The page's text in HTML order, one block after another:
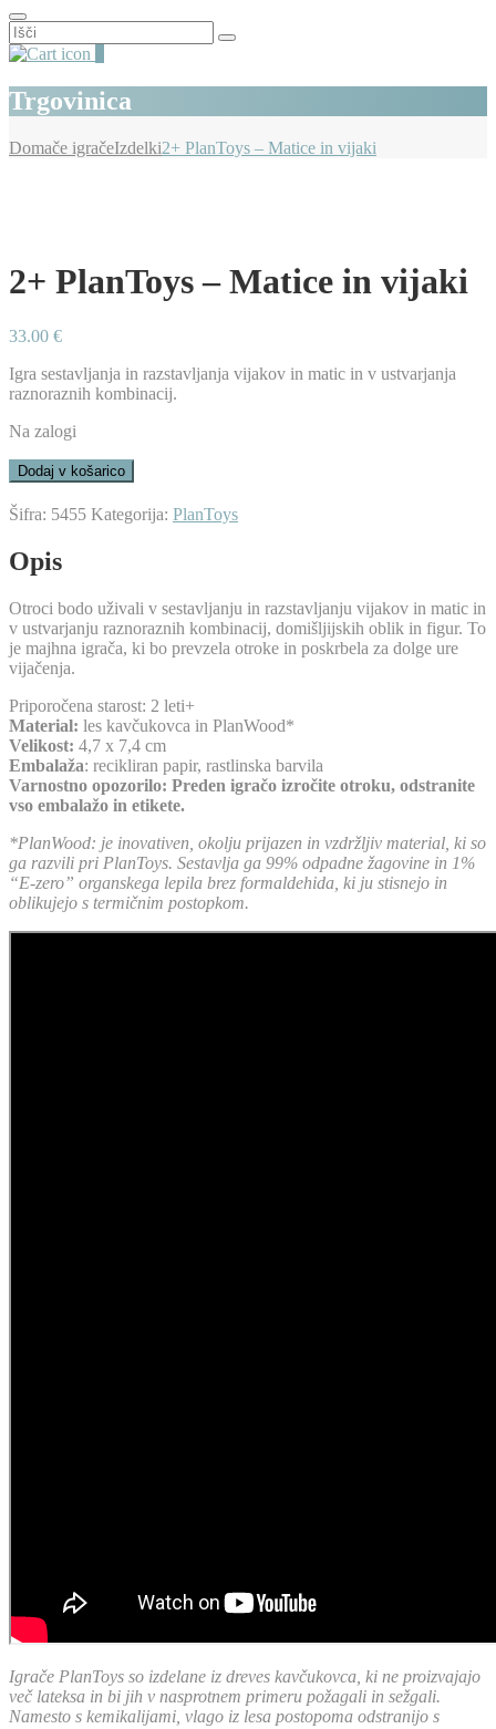
Išči:
Trgovinica
Domače igračeIzdelki2+ PlanToys – Matice in vijaki
2+ PlanToys – Matice in vijaki
33.00 €
Igra sestavljanja in razstavljanja vijakov in matic in v ustvarjanja
raznoraznih kombinacij.
Na zalogi
2+
PlanToys
-
vijaki
Dodaj v košarico
Šifra: 5455 Kategorija: PlanToys
Opis
Otroci bodo uživali v sestavljanju in razstavljanju vijakov in matic in
v ustvarjanju raznoraznih kombinacij, domišljijskih oblik in figur. To
je majhna igrača, ki bo prevzela otroke in poskrbela za dolge ure
vijačenja.
Priporočena starost: 2 leti+
Material: les kavčukovca in PlanWood*
Velikost: 4,7 x 7,4 cm
Embalaža: recikliran papir, rastlinska barvila
Varnostno opozorilo: Preden igračo izročite otroku, odstranite
vso embalažo in etikete.
*PlanWood: je inovativen, okolju prijazen in vzdržljiv material, ki so
ga razvili pri PlanToys. Sestavlja ga 99% odpadne žagovine in 1%
“E-zero” organskega lepila brez formaldehida, ki ju stisnejo in
oblikujejo s termičnim postopkom.
Igrače PlanToys so izdelane iz dreves kavčukovca, ki ne proizvajajo
več lateksa in bi jih v nasprotnem primeru požagali in sežgali.
Namesto s kemikalijami, vlago iz lesa postopoma odstranijo s